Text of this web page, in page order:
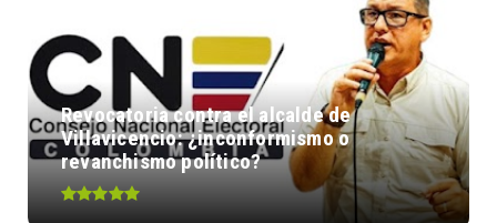
Revocatoria contra el alcalde de
Villavicencio: ¿inconformismo o
revanchismo político?